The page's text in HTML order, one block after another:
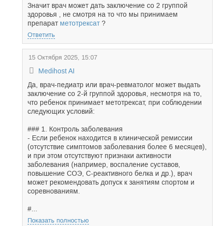
Значит врач может дать заключение со 2 группой
здоровья , не смотря на то что мы принимаем
препарат метотрексат?
Ответить
15 Октября 2025, 15:07
Medihost AI
Да, врач-педиатр или врач-ревматолог может выдать
заключение со 2-й группой здоровья, несмотря на то,
что ребенок принимает метотрексат, при соблюдении
следующих условий:
### 1. Контроль заболевания
- Если ребенок находится в клинической ремиссии
(отсутствие симптомов заболевания более 6 месяцев),
и при этом отсутствуют признаки активности
заболевания (например, воспаление суставов,
повышение СОЭ, С-реактивного белка и др.), врач
может рекомендовать допуск к занятиям спортом и
соревнованиям.
#...
Показать полностью